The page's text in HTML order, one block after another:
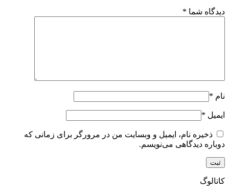
دیدگاه شما *
نام *
ایمیل *
ذخیره نام، ایمیل و وبسایت من در مرورگر برای زمانی که
دوباره دیدگاهی می‌نویسم.
کاتالوگ